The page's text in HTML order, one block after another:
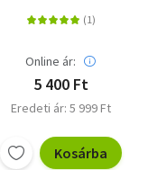
Online ár:
5 400 Ft
Eredeti ár: 5 999 Ft
Kosárba